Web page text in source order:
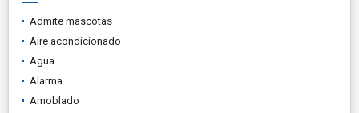
Admite mascotas
Aire acondicionado
Agua
Alarma
Amoblado